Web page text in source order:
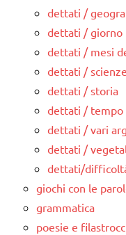
dettati /
dettati / giorno
dettati / mesi
dettati / scienze
dettati / storia
dettati / tempo
dettati / vari
dettati /
dettati/
giochi con le
grammatica
poesie e